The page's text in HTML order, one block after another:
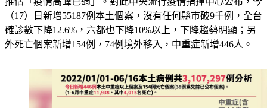
（17）日新增55187例本土個案，沒有任何縣市破9千例，全台
確診數下降12.6%，六都也下降10%以上，下降趨勢明顯；另
外死亡個案新增154例，74例境外移入，中重症新增446人。